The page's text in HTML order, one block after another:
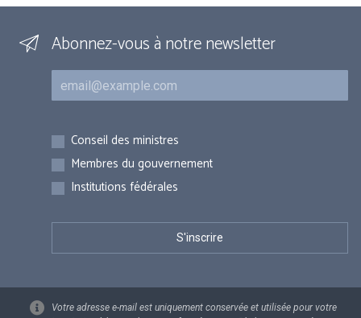
Abonnez-vous à notre newsletter
Courriel
Inscriptions
Conseil des ministres
Membres du gouvernement
Institutions fédérales
Votre adresse e-mail est uniquement conservée et utilisée pour votre